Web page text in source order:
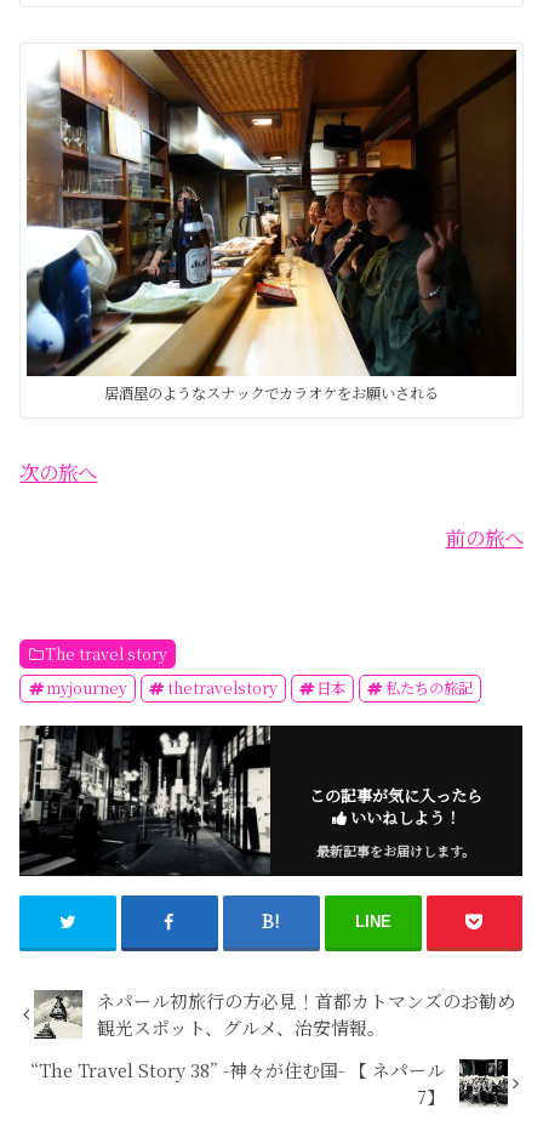
居酒屋のようなスナックでカラオケをお願いされる
次の旅へ
前の旅へ
The travel story
myjourney
thetravelstory 日本 私たちの旅記
この記事が気に入ったら
いいねしよう！
最新記事をお届けします。
LINE
ネパール初旅行の方必見！首都カトマンズのお勧め
観光スポット、グルメ、治安情報。
“The Travel Story 38” -神々が住む国- 【 ネパール
7】